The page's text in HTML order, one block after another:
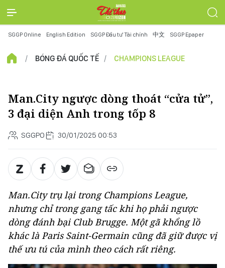
SGGP Online English Edition SGGP Đầu tư Tài chính 中文 SGGP Epaper
BÓNG ĐÁ QUỐC TẾ CHAMPIONS LEAGUE
Man.City ngược dòng thoát “cửa tử”,
3 đại diện Anh trong tốp 8
SGGPO 30/01/2025 00:53
Man.City trụ lại trong Champions League,
nhưng chỉ trong gang tấc khi họ phải ngược
dòng đánh bại Club Brugge. Một gã khổng lồ
khác là Paris Saint-Germain cũng đã giữ được vị
thế ưu tú của mình theo cách rất riêng.